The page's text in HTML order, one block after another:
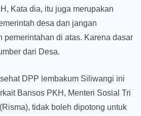
Kata dia, itu juga merupakan
desa dan jangan
pemerintahan di atas. Karena dasar
dari Desa.
DPP lembakum Siliwangi ini
Bansos PKH, Menteri Sosial Tri
tidak boleh dipotong untuk